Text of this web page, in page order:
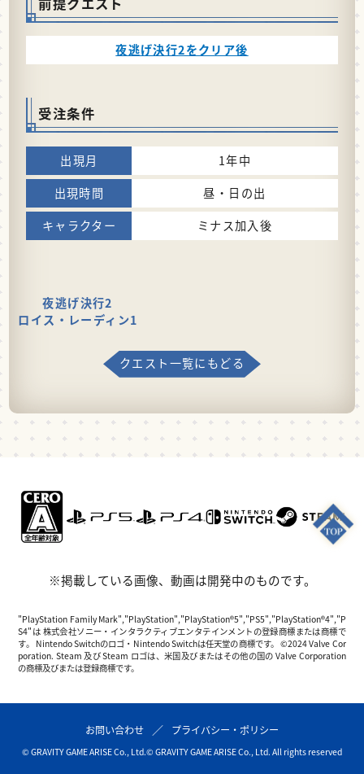
夜逃げ決行2をクリア後
受注条件
1年中
昼・日の出
ミナス加入後
夜逃げ決行2
ロイス・レーディン1
クエスト一覧にもどる
※掲載している画像、動画は開発中のものです。
"PlayStation Family Mark","PlayStation","PlayStation®5","PS5","PlayStation®4","P
S4"は 株式会社ソニー・インタラクティブエンタテインメントの登録商標または商標で
す。 Nintendo Switchのロゴ・Nintendo Switchは任天堂の商標です。 ©2024 Valve Cor
poration. Steam 及び Steam ロゴは、米国及びまたはその他の国の Valve Corporation
の商標及びまたは登録商標です。
お問い合わせ プライバシー・ポリシー
© GRAVITY GAME ARISE Co., Ltd.© GRAVITY GAME ARISE Co., Ltd. All rights reserved